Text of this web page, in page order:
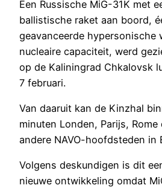
Een Russische MiG-31K met
ballistische raket aan boord,
geavanceerde hypersonische
nucleaire capaciteit, werd
op de Kaliningrad Chkalovsk
7 februari.
Van daaruit kan de Kinzhal
minuten Londen, Parijs, Rome
andere NAVO-hoofdsteden in
Volgens deskundigen is dit
nieuwe ontwikkeling omdat